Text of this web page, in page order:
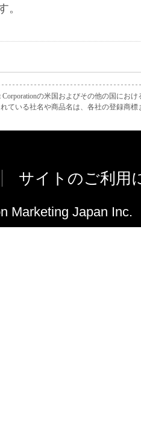
。
Corporationの米国およびその他の国にお
ている社名や商品名は、各社の登録商標
サイトのご利用
Marketing Japan Inc.